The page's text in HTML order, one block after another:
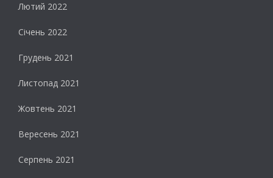
Лютий 2022
Січень 2022
Грудень 2021
Листопад 2021
Жовтень 2021
Вересень 2021
Серпень 2021